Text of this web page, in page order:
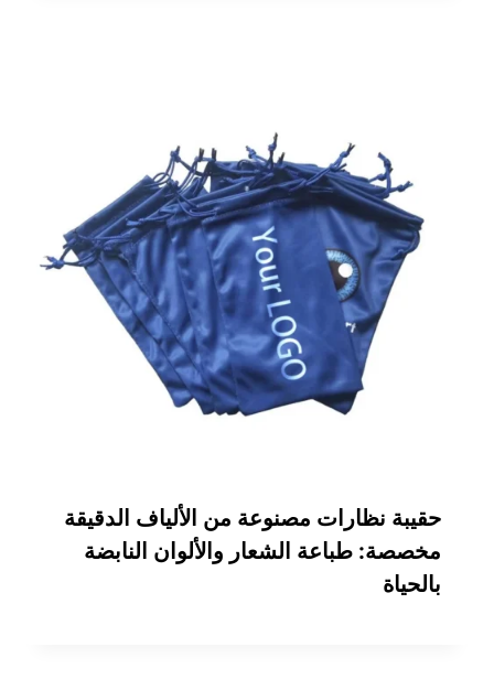
حقيبة نظارات مصنوعة من الألياف الدقيقة
مخصصة: طباعة الشعار والألوان النابضة
بالحياة